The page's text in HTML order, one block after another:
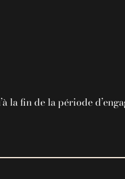
la fin de la période